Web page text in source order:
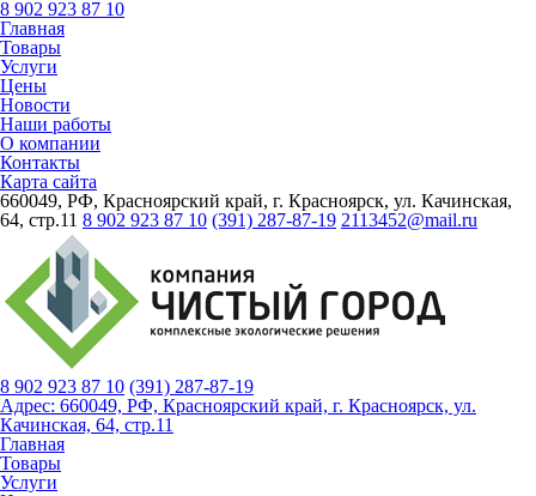
8 902 923 87 10
Главная
Товары
Услуги
Цены
Новости
Наши работы
О компании
Контакты
Карта сайта
660049, РФ, Красноярский край, г. Красноярск, ул. Качинская,
64, стр.11 8 902 923 87 10 (391) 287-87-19 2113452@mail.ru
8 902 923 87 10 (391) 287-87-19
Адрес: 660049, РФ, Красноярский край, г. Красноярск, ул.
Качинская, 64, стр.11
Главная
Товары
Услуги